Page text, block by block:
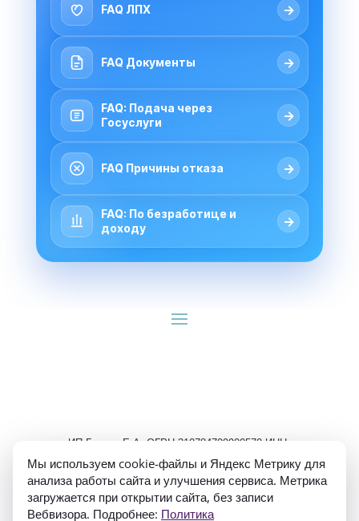
FAQ ЛПХ →
FAQ Документы →
FAQ: Подача через
Госуслуги
→
FAQ Причины отказа →
FAQ: По безработице и
доходу
→
ИП Гуляев Е.А. ОГРН 310784709900570 ИНН
Мы используем cookie-файлы и Яндекс Метрику для
анализа работы сайта и улучшения сервиса. Метрика
загружается при открытии сайта, без записи
Вебвизора. Подробнее: Политика